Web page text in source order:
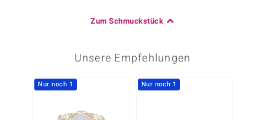
Zum Schmuckstück
Unsere Empfehlungen
Nur noch 1 Nur noch 1